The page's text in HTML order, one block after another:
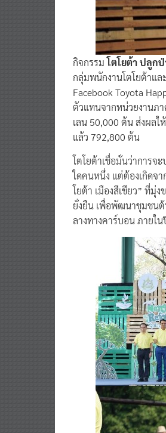
กิจกรรม โตโยต้า ปลูก
กลุ่มพนักงานโตโยต้าแ
Facebook Toyota
ตัวแทนจากหน่วยงานภ
เลน 50,000 ต้น ส่งผลใ
แล้ว 792,800 ต้น
โตโยต้าเชื่อมั่นว่าการจ
ใดคนหนึ่ง แต่ต้องเกิดจ
โยต้า เมืองสีเขียว” ที่มุ่
ยั่งยืน เพื่อพัฒนาชุมชนต้
ลางทางคาร์บอน ภายใ